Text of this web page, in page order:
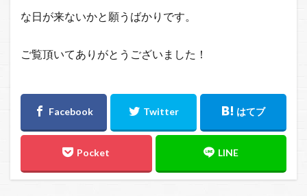
な日が来ないかと願うばかりです。
ご覧頂いてありがとうございました！